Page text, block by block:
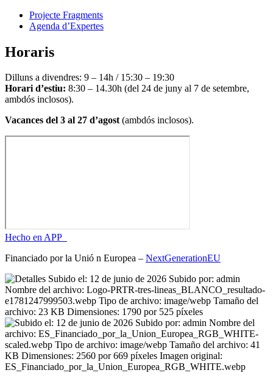
Projecte Fragments
Agenda d’Expertes
Horaris
Dilluns a divendres: 9 – 14h / 15:30 – 19:30
Horari d’estiu: 8:30 – 14.30h (del 24 de juny al 7 de setembre,
ambdós inclosos).
Vacances del 3 al 27 d’agost(ambdós inclosos).
Hecho en APP_
Financiado por la Unió n Europea – NextGenerationEU